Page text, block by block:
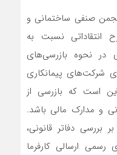
صنفی ساختمانی و
انتقاداتی نسبت به
در نحوه بازرسی‌های
شرکت‌های پیمانکاری
است که بازرسی از
و مدارک مالی باشد.
بررسی دفاتر قانونی،
رسمی ارسالی کارفرما